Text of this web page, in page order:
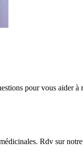
pour vous aider à
Rdv sur